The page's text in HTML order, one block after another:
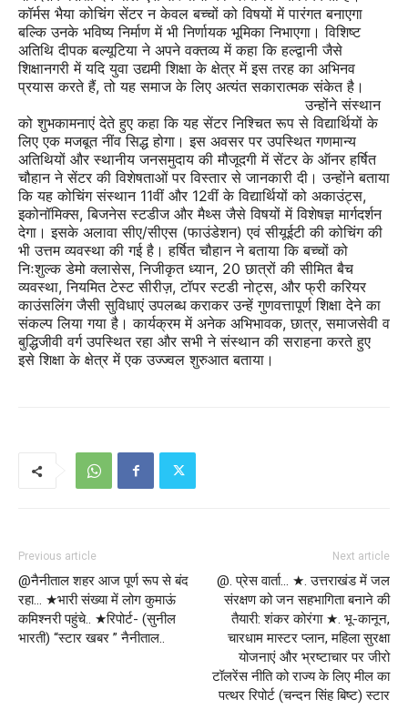
कॉर्मस भैया कोचिंग सेंटर न केवल बच्चों को विषयों में पारंगत बनाएगा
बल्कि उनके भविष्य निर्माण में भी निर्णायक भूमिका निभाएगा। विशिष्ट
अतिथि दीपक बल्यूटिया ने अपने वक्तव्य में कहा कि हल्द्वानी जैसे
शिक्षानगरी में यदि युवा उद्यमी शिक्षा के क्षेत्र में इस तरह का अभिनव
प्रयास करते हैं, तो यह समाज के लिए अत्यंत सकारात्मक संकेत है।
उन्होंने संस्थान
को शुभकामनाएं देते हुए कहा कि यह सेंटर निश्चित रूप से विद्यार्थियों के
लिए एक मजबूत नींव सिद्ध होगा। इस अवसर पर उपस्थित गणमान्य
अतिथियों और स्थानीय जनसमुदाय की मौजूदगी में सेंटर के ऑनर हर्षित
चौहान ने सेंटर की विशेषताओं पर विस्तार से जानकारी दी। उन्होंने बताया
कि यह कोचिंग संस्थान 11वीं और 12वीं के विद्यार्थियों को अकाउंट्स,
इकोनॉमिक्स, बिजनेस स्टडीज और मैथ्स जैसे विषयों में विशेषज्ञ मार्गदर्शन
देगा। इसके अलावा सीए/सीएस (फाउंडेशन) एवं सीयूईटी की कोचिंग की
भी उत्तम व्यवस्था की गई है। हर्षित चौहान ने बताया कि बच्चों को
निःशुल्क डेमो क्लासेस, निजीकृत ध्यान, 20 छात्रों की सीमित बैच
व्यवस्था, नियमित टेस्ट सीरीज़, टॉपर स्टडी नोट्स, और फ्री करियर
काउंसलिंग जैसी सुविधाएं उपलब्ध कराकर उन्हें गुणवत्तापूर्ण शिक्षा देने का
संकल्प लिया गया है। कार्यक्रम में अनेक अभिभावक, छात्र, समाजसेवी व
बुद्धिजीवी वर्ग उपस्थित रहा और सभी ने संस्थान की सराहना करते हुए
इसे शिक्षा के क्षेत्र में एक उज्ज्वल शुरुआत बताया।
Previous article
@नैनीताल शहर आज पूर्ण रूप से बंद
रहा… ★भारी संख्या में लोग कुमाऊं
कमिश्नरी पहुंचे.. ★रिपोर्ट- (सुनील
भारती) “स्टार खबर ” नैनीताल..
Next article
@. प्रेस वार्ता… ★. उत्तराखंड में जल
संरक्षण को जन सहभागिता बनाने की
तैयारी: शंकर कोरंगा ★. भू-कानून,
चारधाम मास्टर प्लान, महिला सुरक्षा
योजनाएं और भ्रष्टाचार पर जीरो
टॉलरेंस नीति को राज्य के लिए मील का
पत्थर रिपोर्ट (चन्दन सिंह बिष्ट) स्टार